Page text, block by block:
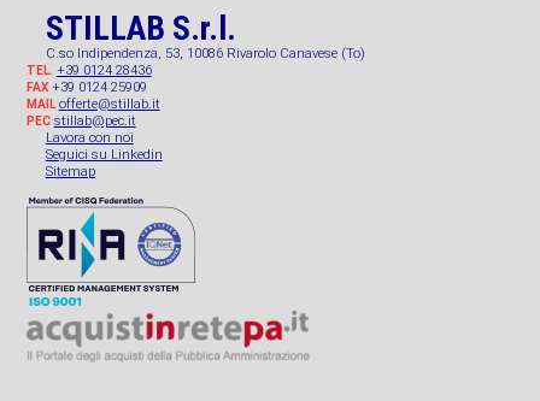
STILLAB S.r.l.
C.so Indipendenza, 53, 10086 Rivarolo Canavese (To)
TEL. +39 0124 28436
FAX+39 0124 25909
MAIL offerte@stillab.it
PEC stillab@pec.it
Lavora con noi
Seguici su Linkedin
Sitemap